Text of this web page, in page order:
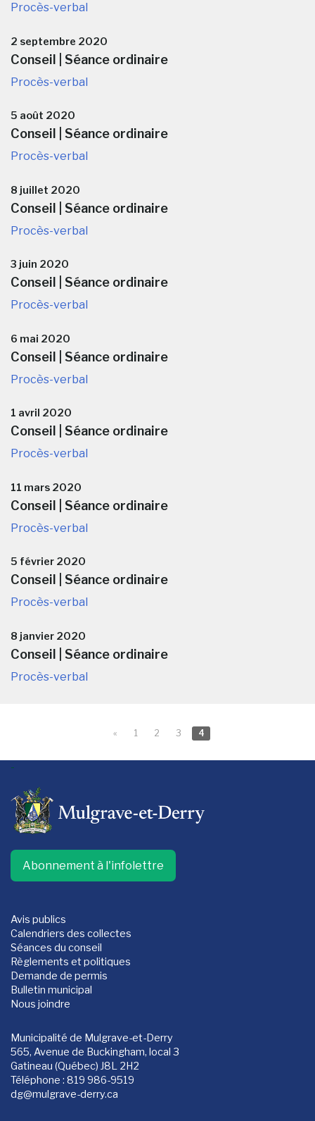
Procès-verbal
2 septembre 2020
Conseil | Séance ordinaire
Procès-verbal
5 août 2020
Conseil | Séance ordinaire
Procès-verbal
8 juillet 2020
Conseil | Séance ordinaire
Procès-verbal
3 juin 2020
Conseil | Séance ordinaire
Procès-verbal
6 mai 2020
Conseil | Séance ordinaire
Procès-verbal
1 avril 2020
Conseil | Séance ordinaire
Procès-verbal
11 mars 2020
Conseil | Séance ordinaire
Procès-verbal
5 février 2020
Conseil | Séance ordinaire
Procès-verbal
8 janvier 2020
Conseil | Séance ordinaire
Procès-verbal
« 1 2 3 4
-
Abonnement à l'infolettre
Avis publics
Calendriers des collectes
Séances du conseil
Règlements et politiques
Demande de permis
Bulletin municipal
Nous joindre
Municipalité de Mulgrave-et-Derry
565, Avenue de Buckingham, local 3
Gatineau (Québec) J8L 2H2
Téléphone : 819 986-9519
dg@mulgrave-derry.ca